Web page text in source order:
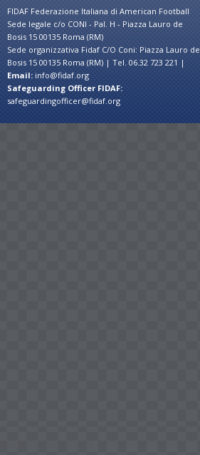
FIDAF Federazione Italiana di American Football
Sede legale c/o CONI - Pal. H - Piazza Lauro de
Bosis 15 00135 Roma (RM)
Sede organizzativa Fidaf C/O Coni: Piazza Lauro de
Bosis 15 00135 Roma (RM) | Tel. 06.32 723 221 |
Email: info@fidaf.org
Safeguarding Officer FIDAF:
safeguardingofficer@fidaf.org